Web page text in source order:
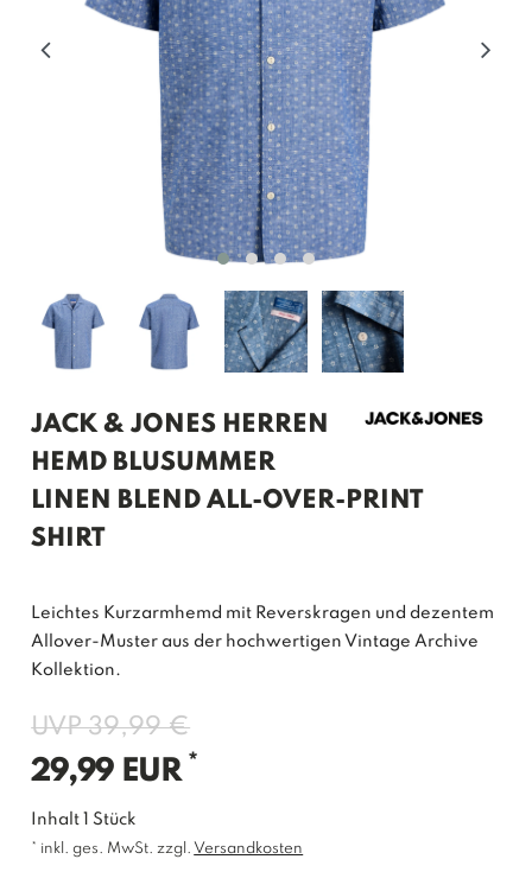
JACK & JONES HERREN
HEMD BLUSUMMER
LINEN BLEND ALL-OVER-PRINT
SHIRT
Leichtes Kurzarmhemd mit Reverskragen und dezentem
Allover-Muster aus der hochwertigen Vintage Archive
Kollektion.
UVP 39,99 €
29,99 EUR *
Inhalt1Stück
* inkl. ges. MwSt. zzgl. Versandkosten